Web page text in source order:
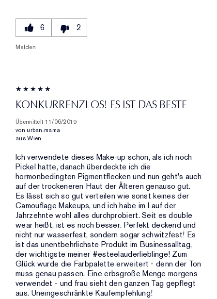
6 2
Melden
KONKURRENZLOS! ES IST DAS BESTE
Übermittelt 11/06/2019
von urban.mama
aus Wien
Ich verwendete dieses Make-up schon, als ich noch
Pickel hatte, danach überdeckte ich die
hormonbedingten Pigmentflecken und nun geht's auch
auf der trockeneren Haut der Älteren genauso gut.
Es lässt sich so gut verteilen wie sonst keines der
Camouflage Makeups, und ich habe im Lauf der
Jahrzehnte wohl alles durchprobiert. Seit es double
wear heißt, ist es noch besser. Perfekt deckend und
nicht nur wasserfest, sondern sogar schwitzfest! Es
ist das unentbehrlichste Produkt im Businessalltag,
der wichtigste meiner #esteelauderlieblinge! Zum
Glück wurde die Farbpalette erweitert - denn der Ton
muss genau passen. Eine erbsgroße Menge morgens
verwendet - und frau sieht den ganzen Tag gepflegt
aus. Uneingeschränkte Kaufempfehlung!